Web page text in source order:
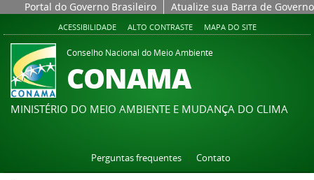
Portal do Governo Brasileiro Atualize sua Barra de Governo
ACESSIBILIDADE ALTO CONTRASTE MAPA DO SITE
Conselho Nacional do Meio Ambiente
CONAMA
MINISTÉRIO DO MEIO AMBIENTE E MUDANÇA DO CLIMA
Perguntas frequentes Contato